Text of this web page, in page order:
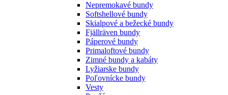
Nepremokavé bundy
Softshellové bundy
Skialpové a bežecké bundy
Fjällräven bundy
Páperové bundy
Primaloftové bundy
Zimné bundy a kabáty
Lyžiarske bundy
Poľovnícke bundy
Vesty